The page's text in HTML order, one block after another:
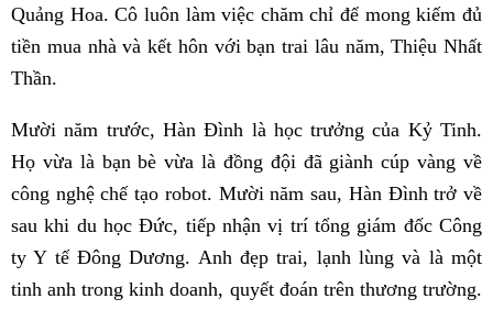
Quảng Hoa. Cô luôn làm việc chăm chỉ để mong kiếm đủ
tiền mua nhà và kết hôn với bạn trai lâu năm, Thiệu Nhất
Thần.
Mười năm trước, Hàn Đình là học trưởng của Kỷ Tinh.
Họ vừa là bạn bè vừa là đồng đội đã giành cúp vàng về
công nghệ chế tạo robot. Mười năm sau, Hàn Đình trở về
sau khi du học Đức, tiếp nhận vị trí tổng giám đốc Công
ty Y tế Đông Dương. Anh đẹp trai, lạnh lùng và là một
tinh anh trong kinh doanh, quyết đoán trên thương trường.